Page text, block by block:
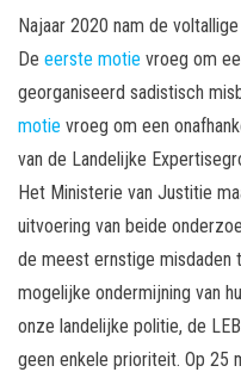
Najaar 2020 nam de
De eerste motie vroeg om
georganiseerd sadistisch
motie vroeg om een
van de Landelijke
Het Ministerie van Justitie
uitvoering van beide
de meest ernstige misdaden
mogelijke ondermijning van
onze landelijke politie, de
geen enkele prioriteit. Op 25